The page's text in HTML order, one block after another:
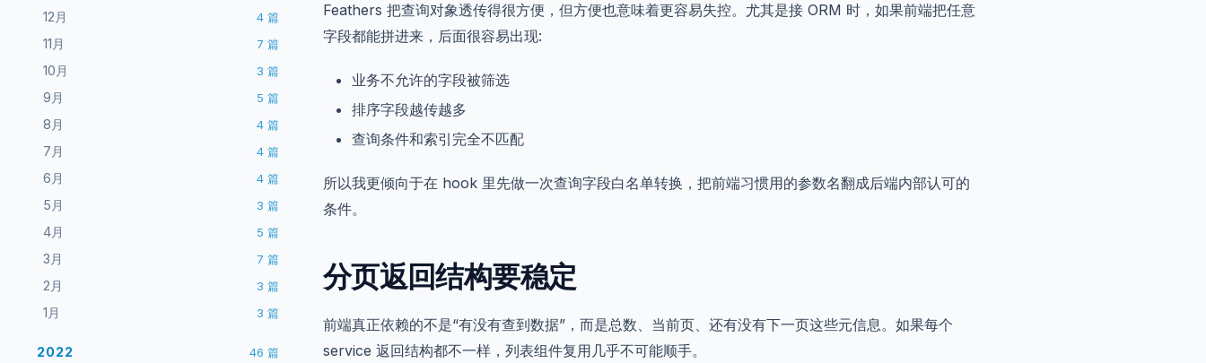
12月 4 篇
11月 7 篇
10月 3 篇
9月 5 篇
8月 4 篇
7月 4 篇
6月 4 篇
5月 3 篇
4月 5 篇
3月 7 篇
2月 3 篇
1月 3 篇
2022 46 篇
Feathers 把查询对象透传得很方便，但方便也意味着更容易失控。尤其是接 ORM 时，如果前端把任意
字段都能拼进来，后面很容易出现:
业务不允许的字段被筛选
排序字段越传越多
查询条件和索引完全不匹配
所以我更倾向于在 hook 里先做一次查询字段白名单转换，把前端习惯用的参数名翻成后端内部认可的
条件。
分页返回结构要稳定
前端真正依赖的不是“有没有查到数据”，而是总数、当前页、还有没有下一页这些元信息。如果每个
service 返回结构都不一样，列表组件复用几乎不可能顺手。